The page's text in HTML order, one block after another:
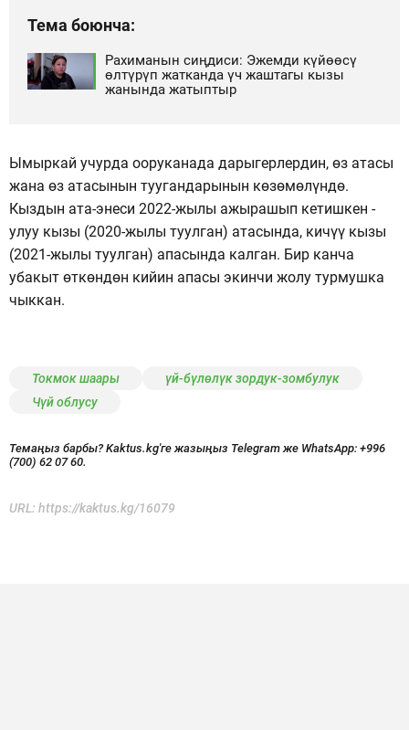
Тема боюнча:
Рахиманын сиңдиси: Эжемди күйөөсү
өлтүрүп жатканда үч жаштагы кызы
жанында жатыптыр
Ымыркай учурда ооруканада дарыгерлердин, өз атасы
жана өз атасынын туугандарынын көзөмөлүндө.
Кыздын ата-энеси 2022-жылы ажырашып кетишкен -
улуу кызы (2020-жылы туулган) атасында, кичүү кызы
(2021-жылы туулган) апасында калган. Бир канча
убакыт өткөндөн кийин апасы экинчи жолу турмушка
чыккан.
Токмок шаары
үй-бүлөлүк зордук-зомбулук
Чүй облусу
Темаңыз барбы? Kaktus.kg'ге жазыңыз Telegram же WhatsApp: +996
(700) 62 07 60.
URL: https://kaktus.kg/16079